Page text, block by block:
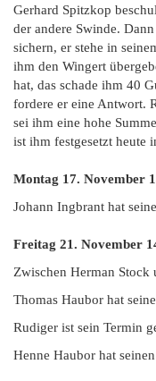
Gerhard Spitzkop
der andere Swinde.
sichern, er stehe in
ihm den Wingert
hat, das schade ihm 40
fordere er eine Antwort.
sei ihm eine hohe
ist ihm festgesetzt heute
Montag 17. November
Johann Ingbrant hat
Freitag 21. November
Zwischen Herman
Thomas Haubor hat
Rudiger ist sein Termin
Henne Haubor hat